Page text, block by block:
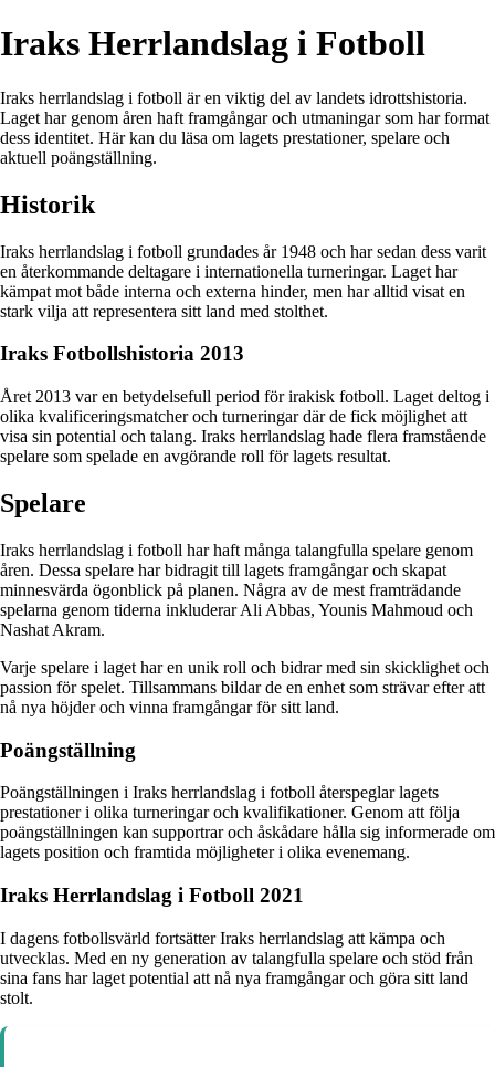
Iraks Herrlandslag i Fotboll
Iraks herrlandslag i fotboll är en viktig del av landets idrottshistoria.
Laget har genom åren haft framgångar och utmaningar som har format
dess identitet. Här kan du läsa om lagets prestationer, spelare och
aktuell poängställning.
Historik
Iraks herrlandslag i fotboll grundades år 1948 och har sedan dess varit
en återkommande deltagare i internationella turneringar. Laget har
kämpat mot både interna och externa hinder, men har alltid visat en
stark vilja att representera sitt land med stolthet.
Iraks Fotbollshistoria 2013
Året 2013 var en betydelsefull period för irakisk fotboll. Laget deltog i
olika kvalificeringsmatcher och turneringar där de fick möjlighet att
visa sin potential och talang. Iraks herrlandslag hade flera framstående
spelare som spelade en avgörande roll för lagets resultat.
Spelare
Iraks herrlandslag i fotboll har haft många talangfulla spelare genom
åren. Dessa spelare har bidragit till lagets framgångar och skapat
minnesvärda ögonblick på planen. Några av de mest framträdande
spelarna genom tiderna inkluderar Ali Abbas, Younis Mahmoud och
Nashat Akram.
Varje spelare i laget har en unik roll och bidrar med sin skicklighet och
passion för spelet. Tillsammans bildar de en enhet som strävar efter att
nå nya höjder och vinna framgångar för sitt land.
Poängställning
Poängställningen i Iraks herrlandslag i fotboll återspeglar lagets
prestationer i olika turneringar och kvalifikationer. Genom att följa
poängställningen kan supportrar och åskådare hålla sig informerade om
lagets position och framtida möjligheter i olika evenemang.
Iraks Herrlandslag i Fotboll 2021
I dagens fotbollsvärld fortsätter Iraks herrlandslag att kämpa och
utvecklas. Med en ny generation av talangfulla spelare och stöd från
sina fans har laget potential att nå nya framgångar och göra sitt land
stolt.